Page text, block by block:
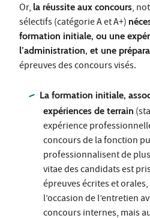
Or, la réussite aux concours,
sélectifs (catégorie A et A+)
formation initiale, ou une
l’administration, et une
épreuves des concours visés.
La formation initiale,
expériences de terrain
expérience
concours de la fonction
professionnalisent de
vitae des candidats est
épreuves écrites et
l’occasion de l’entretien
concours internes, mais